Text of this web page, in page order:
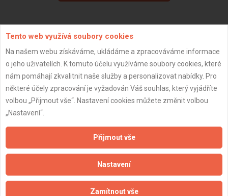
Důležité informace
Naše firmy a řemeslníci
Zpracování a ochrana osobních údajů
Reference
Naše excelové tabulky online
Naše služby
Tento web využívá soubory cookies
Na našem webu získáváme, ukládáme a zpracováváme informace
o jeho uživatelích. K tomuto účelu využíváme soubory cookies, které
nám pomáhají zkvalitnit naše služby a personalizovat nabídky. Pro
některé účely zpracování je vyžadován Váš souhlas, který vyjádříte
volbou „Přijmout vše“. Nastavení cookies můžete změnit volbou
„Nastavení“.
Přijmout vše
Nastavení
Zamítnout vše